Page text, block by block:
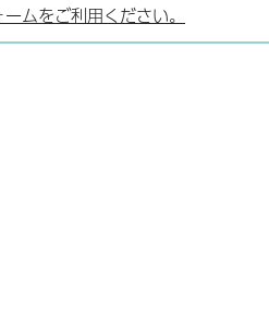
ムをご利用ください。